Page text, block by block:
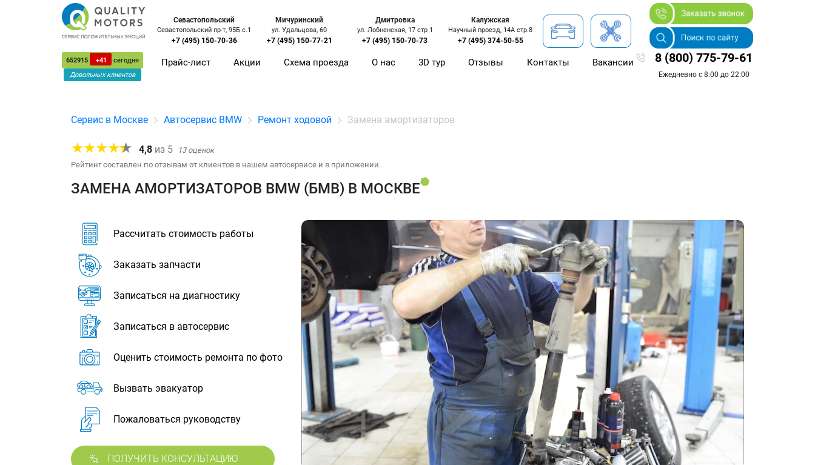
652915 +41
сегодня
Довольных клиентов
Севастопольский
Севастопольский пр-т, 95Б с.1
+7 (495) 150-70-36
Мичуринский
ул. Удальцова, 60
+7 (495) 150-77-21
Дмитровка
ул. Лобненская, 17 стр 1
+7 (495) 150-70-73
Калужская
Научный проезд, 14А стр.8
+7 (495) 374-50-55
Прайс-лист Акции Схема проезда О нас 3D тур Отзывы Контакты Вакансии 8 (800) 775-79-61
Ежедневно с 8:00 до 22:00
Сервис в Москве Автосервис BMW Ремонт ходовой Замена амортизаторов
4,8 из 5 13оценок
Рейтинг составлен по отзывам от клиентов в нашем автосервисе и в приложении.
ЗАМЕНА АМОРТИЗАТОРОВ BMW (БМВ) В МОСКВЕ
Рассчитать стоимость работы
Заказать запчасти
Записаться на диагностику
Записаться в автосервис
Оценить стоимость ремонта по фото
Вызвать эвакуатор
Пожаловаться руководству
ПОЛУЧИТЬ КОНСУЛЬТАЦИЮ